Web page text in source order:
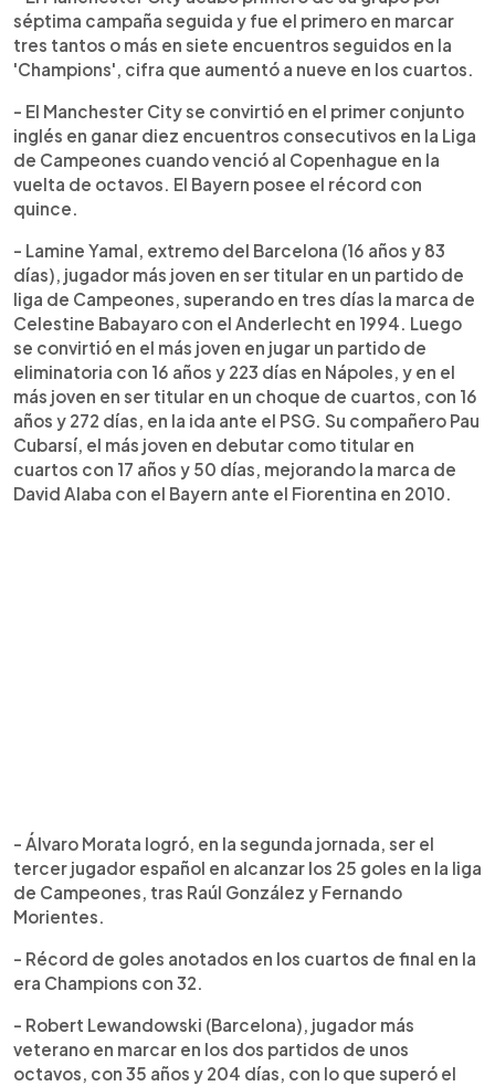
séptima campaña seguida y fue el primero en marcar
tres tantos o más en siete encuentros seguidos en la
'Champions', cifra que aumentó a nueve en los cuartos.
- El Manchester City se convirtió en el primer conjunto
inglés en ganar diez encuentros consecutivos en la Liga
de Campeones cuando venció al Copenhague en la
vuelta de octavos. El Bayern posee el récord con
quince.
- Lamine Yamal, extremo del Barcelona (16 años y 83
días), jugador más joven en ser titular en un partido de
liga de Campeones, superando en tres días la marca de
Celestine Babayaro con el Anderlecht en 1994. Luego
se convirtió en el más joven en jugar un partido de
eliminatoria con 16 años y 223 días en Nápoles, y en el
más joven en ser titular en un choque de cuartos, con 16
años y 272 días, en la ida ante el PSG. Su compañero Pau
Cubarsí, el más joven en debutar como titular en
cuartos con 17 años y 50 días, mejorando la marca de
David Alaba con el Bayern ante el Fiorentina en 2010.
- Álvaro Morata logró, en la segunda jornada, ser el
tercer jugador español en alcanzar los 25 goles en la liga
de Campeones, tras Raúl González y Fernando
Morientes.
- Récord de goles anotados en los cuartos de final en la
era Champions con 32.
- Robert Lewandowski (Barcelona), jugador más
veterano en marcar en los dos partidos de unos
octavos, con 35 años y 204 días, con lo que superó el